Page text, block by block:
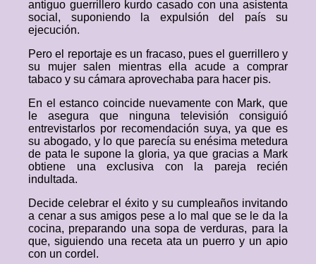
antiguo guerrillero kurdo casado con una asistenta
social, suponiendo la expulsión del país su
ejecución.
Pero el reportaje es un fracaso, pues el guerrillero y
su mujer salen mientras ella acude a comprar
tabaco y su cámara aprovechaba para hacer pis.
En el estanco coincide nuevamente con Mark, que
le asegura que ninguna televisión consiguió
entrevistarlos por recomendación suya, ya que es
su abogado, y lo que parecía su enésima metedura
de pata le supone la gloria, ya que gracias a Mark
obtiene una exclusiva con la pareja recién
indultada.
Decide celebrar el éxito y su cumpleaños invitando
a cenar a sus amigos pese a lo mal que se le da la
cocina, preparando una sopa de verduras, para la
que, siguiendo una receta ata un puerro y un apio
con un cordel.